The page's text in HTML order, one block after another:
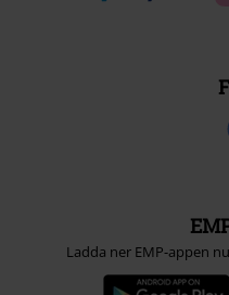
Ladda ner EMP-appen